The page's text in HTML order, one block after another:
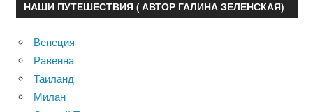
НАШИ ПУТЕШЕСТВИЯ ( АВТОР ГАЛИНА ЗЕЛЕНСКАЯ)
Венеция
Равенна
Таиланд
Милан